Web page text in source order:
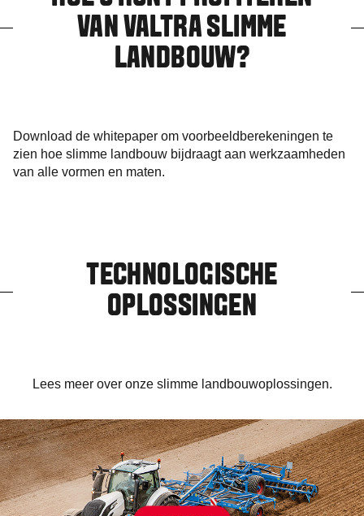
VAN VALTRA SLIMME
LANDBOUW?
Download de whitepaper om voorbeeldberekeningen te
zien hoe slimme landbouw bijdraagt aan werkzaamheden
van alle vormen en maten.
TECHNOLOGISCHE
OPLOSSINGEN
Lees meer over onze slimme landbouwoplossingen.